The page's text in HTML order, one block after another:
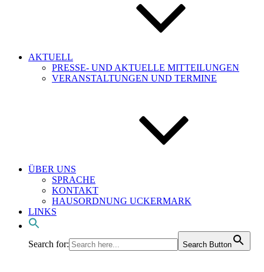
AKTUELL
PRESSE- UND AKTUELLE MITTEILUNGEN
VERANSTALTUNGEN UND TERMINE
ÜBER UNS
SPRACHE
KONTAKT
HAUSORDNUNG UCKERMARK
LINKS
Search for: Search Button